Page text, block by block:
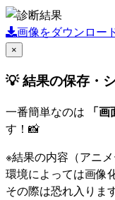
画像をダウンロー
×
💡 結果の保存・
一番簡単なのは 「
す！📸
※結果の内容（アニ
環境によっては画像
その際は恐れ入りま